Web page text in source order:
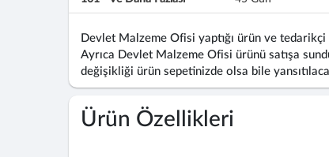
Devlet Malzeme Ofisi yaptığı ürün ve
Ayrıca Devlet Malzeme Ofisi ürünü satışa
değişikliği ürün sepetinizde olsa bile
Ürün Özellikleri